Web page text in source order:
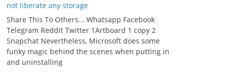
not liberate any storage
Share This To Others... Whatsapp Facebook
Telegram Reddit Twitter 1Artboard 1 copy 2
Snapchat Nevertheless, Microsoft does some
funky magic behind the scenes when putting in
and uninstalling